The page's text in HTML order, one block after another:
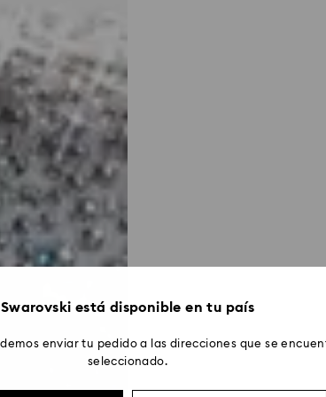
Swarovski está disponible en tu país
enviar tu pedido a las direcciones que se
seleccionado.